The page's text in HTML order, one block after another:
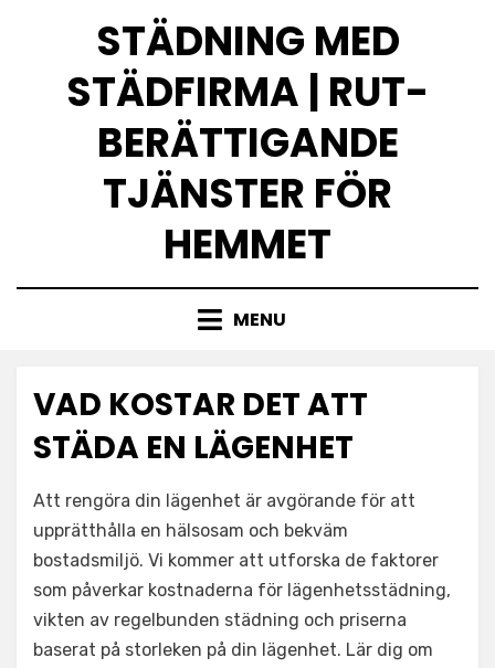
STÄDNING MED
STÄDFIRMA | RUT-
BERÄTTIGANDE
TJÄNSTER FÖR
HEMMET
MENU
VAD KOSTAR DET ATT
STÄDA EN LÄGENHET
Att rengöra din lägenhet är avgörande för att
upprätthålla en hälsosam och bekväm
bostadsmiljö. Vi kommer att utforska de faktorer
som påverkar kostnaderna för lägenhetsstädning,
vikten av regelbunden städning och priserna
baserat på storleken på din lägenhet. Lär dig om